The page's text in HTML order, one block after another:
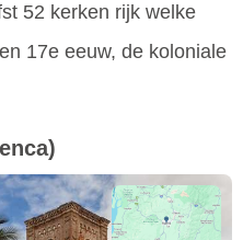
52 kerken rijk welke
17e eeuw, de koloniale